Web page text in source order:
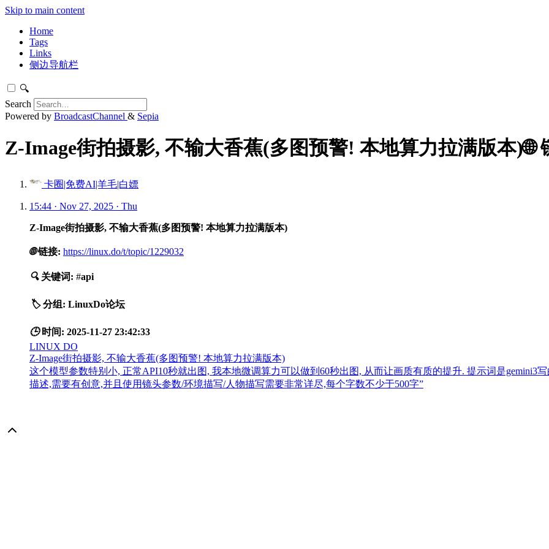
Skip to main content
Home
Tags
Links
侧边导航栏
🔍
Search
Powered by BroadcastChannel & Sepia
Z-Image街拍摄影, 不输大香蕉(多图预警! 本地算力拉满版本)🌐
卡圈|免费AI|羊毛|白嫖
15:44 · Nov 27, 2025 · Thu
Z-Image街拍摄影, 不输大香蕉(多图预警! 本地算力拉满版本)
🌐 链接: https://linux.do/t/topic/1229032
🔍 关键词: #api
🏷️ 分组: LinuxDo论坛
🕒 时间: 2025-11-27 23:42:33
LINUX DO
Z-Image街拍摄影, 不输大香蕉(多图预警! 本地算力拉满版本)
这个模型参数特别小, 正常API10秒就出图, 我本地微调算力可以做到60秒出图, 从而让画质有质的提升. 提示词是gemini3
描述,需要有创意,并且使用镜头参数/环境描写/人物描写需要非常详尽,每个字数不少于500字”